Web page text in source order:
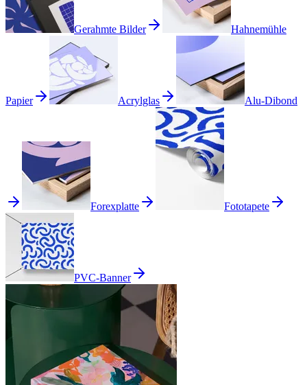
Gerahmte Bilder Hahnemühle
Papier Acrylglas Alu-Dibond
Forexplatte Fototapete
PVC-Banner